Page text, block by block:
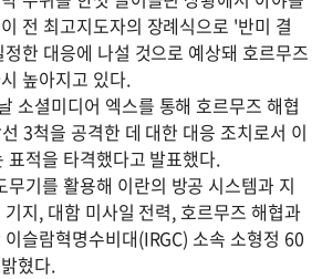
전 최고지도자의 장례식으로 '반미 결
한 대응에 나설 것으로 예상돼 호르무즈
높아지고 있다.
소셜미디어 엑스를 통해 호르무즈 해협
3척을 공격한 데 대한 대응 조치로서 이
표적을 타격했다고 발표했다.
기를 활용해 이란의 방공 시스템과 지
지, 대함 미사일 전력, 호르무즈 해협과
슬람혁명수비대(IRGC) 소속 소형정 60
혔다.